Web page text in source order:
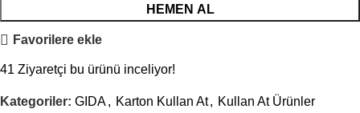
HEMEN AL
Favorilere ekle
41 Ziyaretçi bu ürünü inceliyor!
Kategoriler: GIDA, Karton Kullan At, Kullan At Ürünler